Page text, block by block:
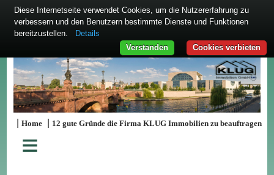
|Home 12 gute Gründe die Firma KLUG Immobilien zu beauftragen
≡
Diese Internetseite verwendet Cookies, um die Nutzererfahrung zu
verbessern und den Benutzern bestimmte Dienste und Funktionen
bereitzustellen.
Details
Cookies verbieten
Verstanden